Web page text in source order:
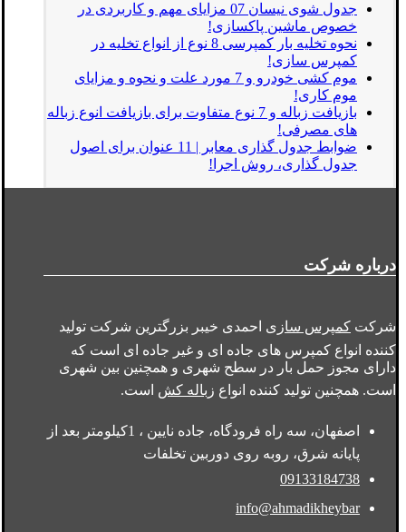
جدول شوی نیسان 07 مزایای مهم و کاربردی در
خصوص ماشین پاکسازی!
نحوه تخلیه بار کمپرسی 8 نوع از انواع تخلیه در
کمپرس سازی!
موم کشی خودرو و 7 مورد علت و نحوه و مزایای
موم کاری!
بازیافت زباله و 7 نوع متفاوت برای بازیافت انوع زباله
های مصرفی!
ضوابط جدول گذاری معابر | 11 عنوان برای اصول
جدول گذاری، روش اجرا!
درباره شرکت
شرکت کمپرس سازی احمدی خیبر بزرگترین شرکت تولید
کننده انواع کمپرس های جاده ای و غیر جاده ای است که
دارای مجوز حمل بار در سطح شهری و همچنین بین شهری
است. همچنین تولید کننده انواع زباله کش است.
اصفهان، سه راه فرودگاه، جاده نایین ، 1کیلومتر بعد از
پایانه شرق، روبه روی دوربین تخلفات
09133184738
info@ahmadikheybar